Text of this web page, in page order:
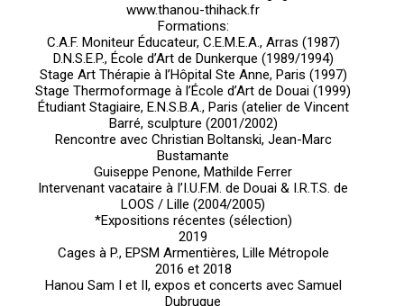
www.thanou-thihack.fr
Formations:
C.A.F. Moniteur Éducateur, C.E.M.E.A., Arras (1987)
D.N.S.E.P., École d’Art de Dunkerque (1989/1994)
Stage Art Thérapie à l’Hôpital Ste Anne, Paris (1997)
Stage Thermoformage à l’École d’Art de Douai (1999)
Étudiant Stagiaire, E.N.S.B.A., Paris (atelier de Vincent
Barré, sculpture (2001/2002)
Rencontre avec Christian Boltanski, Jean-Marc
Bustamante
Guiseppe Penone, Mathilde Ferrer
Intervenant vacataire à I’I.U.F.M. de Douai & I.R.T.S. de
LOOS / Lille (2004/2005)
*Expositions récentes (sélection)
2019
Cages à P., EPSM Armentières, Lille Métropole
2016 et 2018
Hanou Sam I et II, expos et concerts avec Samuel
Dubruque